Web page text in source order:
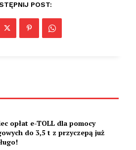
POST:
opłat e-TOLL dla pomocy
do 3,5 t z przyczepą już